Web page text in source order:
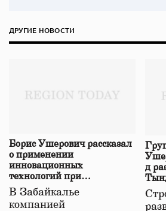
ДРУГИЕ НОВОСТИ
Борис Ушерович рассказал
о применении
инновационных
технологий при
строительстве нового моста
в Забайкалье
В Забайкалье
компанией
д